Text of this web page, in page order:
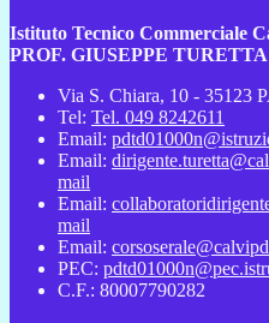
Istituto Tecnico Commerciale
PROF. GIUSEPPE TURETTA
Via S. Chiara, 10 - 35123
Tel: Tel. 049 8242611
Email:
Email:
mail
Email:
mail
Email:
PEC:
C.F.: 80007790282